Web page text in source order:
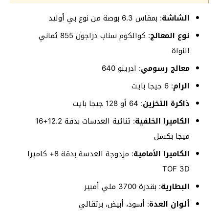
الشاشة: بمقاس 6.3 بوصة من نوع بي أوليد
نوع المعالج
: كوالكوم سناب دراجون 855 ثماني
النواة
معالج رسومي: ادرينو 640
الرام: 6 جيجا بايت
ذاكرة التخزين: 64 أو 128 جيجا بايت
الكاميرا الخلفية
: ثنائية العدسات بدقة 12.2+16
ميجا بكسل
الكاميرا الأمامية
: مزدوجة العدسة بدقة 8+ كاميرا
TOF 3D
البطارية: بقدرة 3700 ملي أمبير
ألوان العدة: أسود، أبيض، برتقالي